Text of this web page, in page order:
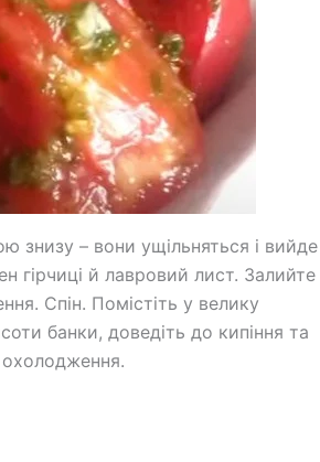
знизу – вони ущільняться і вийде
гірчиці й лавровий лист. Залийте
Спін. Помістіть у велику
банки, доведіть до кипіння та
охолодження.